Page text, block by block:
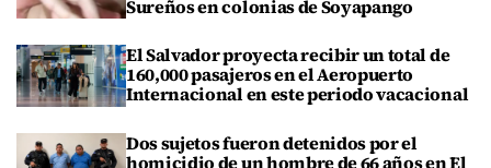
Sureños en colonias de Soyapango
El Salvador proyecta recibir un total de
160,000 pasajeros en el Aeropuerto
Internacional en este periodo vacacional
Dos sujetos fueron detenidos por el
homicidio de un hombre de 66 años en El